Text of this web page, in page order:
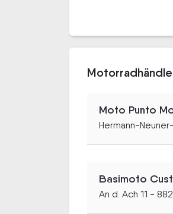
Moto Punto
Hermann-
Basimoto
An d. Ach 11 -